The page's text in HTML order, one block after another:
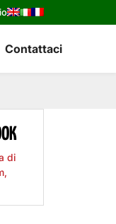
Contattaci
di